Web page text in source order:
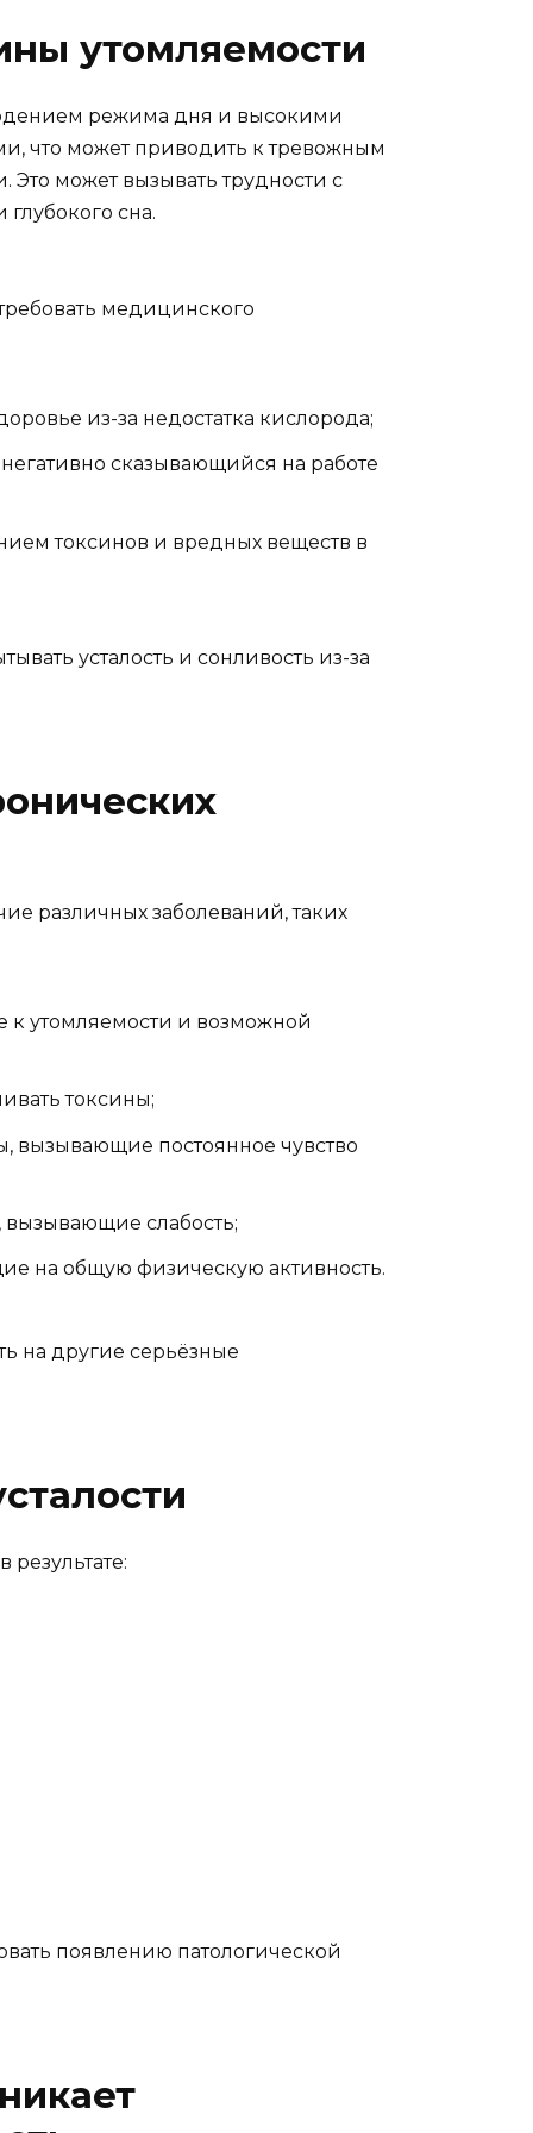
утомляемости
режима дня и высокими
что может приводить к тревожным
Это может вызывать трудности с
сна.
медицинского
из-за недостатка кислорода;
сказывающийся на работе
токсинов и вредных веществ в
усталость и сонливость из-за
различных заболеваний, таких
утомляемости и возможной
токсины;
вызывающие постоянное чувство
вызывающие слабость;
на общую физическую активность.
на другие серьёзные
появлению патологической